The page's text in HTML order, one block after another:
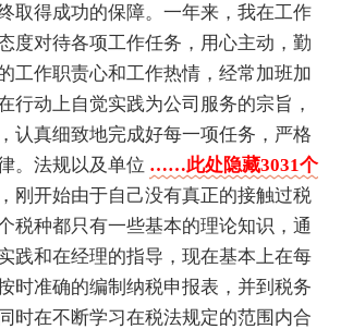
取得成功的保障。一年来，我在工作
度对待各项工作任务，用心主动，勤
工作职责心和工作热情，经常加班加
行动上自觉实践为公司服务的宗旨，
认真细致地完成好每一项任务，严格
。法规以及单位 ……此处隐藏3031个
刚开始由于自己没有真正的接触过税
税种都只有一些基本的理论知识，通
践和在经理的指导，现在基本上在每
时准确的编制纳税申报表，并到税务
时在不断学习在税法规定的范围内合